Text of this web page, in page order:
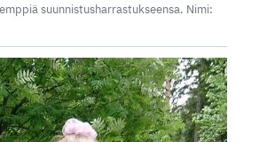
suunnistusharrastukseensa. Nimi: